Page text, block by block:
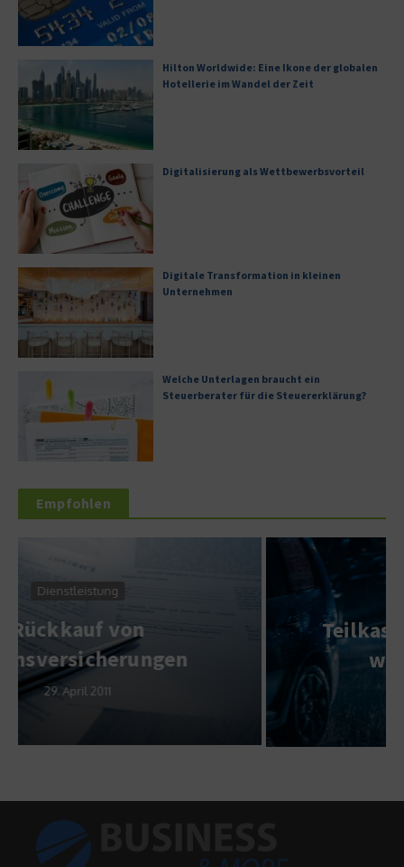
Hilton Worldwide: Eine Ikone der globalen
Hotellerie im Wandel der Zeit
Digitalisierung als Wettbewerbsvorteil
Digitale Transformation in kleinen
Unternehmen
Welche Unterlagen braucht ein
Steuerberater für die Steuererklärung?
Empfohlen
Teilkasko oder Vollkasko –
was ist sinnvoll?